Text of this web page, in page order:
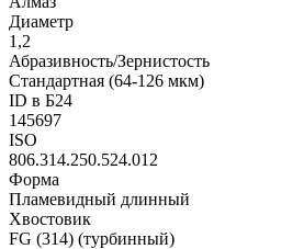
Диаметр
1,2
Абразивность/Зернистость
Стандартная (64-126 мкм)
ID в Б24
145697
ISO
806.314.250.524.012
Форма
Пламевидный длинный
Хвостовик
FG (314) (турбинный)